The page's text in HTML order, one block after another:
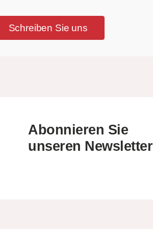
Schreiben Sie uns
Abonnieren Sie
unseren Newsletter